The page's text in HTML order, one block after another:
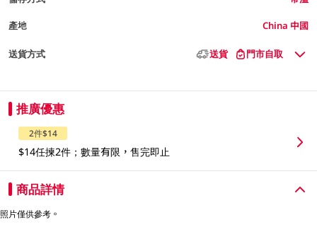
產地 China 中國
送貨方式 送貨 門市自取
推廣優惠
2件$14
$14任揀2件；數量有限，售完即止
商品詳情
照片僅供參考。